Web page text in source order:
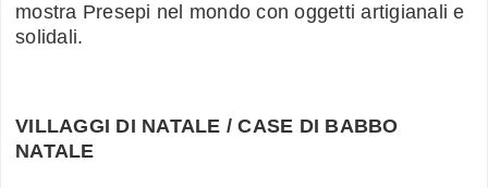
mostra Presepi nel mondo con oggetti artigianali e
solidali.
VILLAGGI DI NATALE / CASE DI BABBO
NATALE